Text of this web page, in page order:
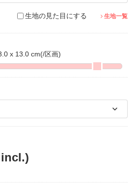
生地の見た目にする 生地一覧
x 13.0 cm(/区画)